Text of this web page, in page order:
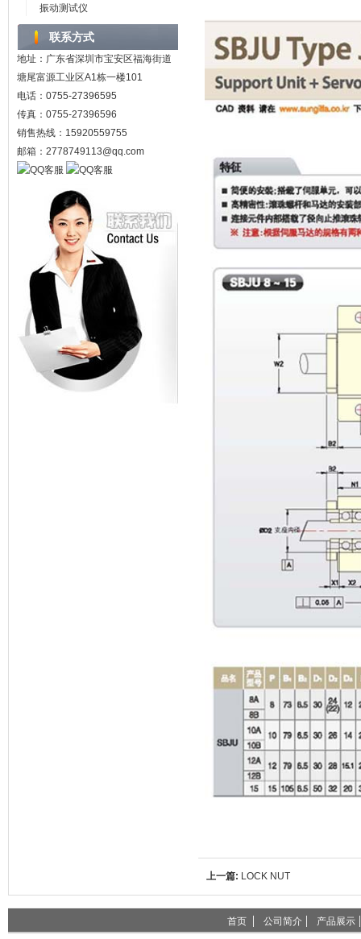
上一篇: LOCK NUT
振动测试仪
联系方式
地址：广东省深圳市宝安区福海街道
塘尾富源工业区A1栋一楼101
电话：0755-27396595
传真：0755-27396596
销售热线：15920559755
邮箱：2778749113@qq.com
首页 公司简介 产品展示